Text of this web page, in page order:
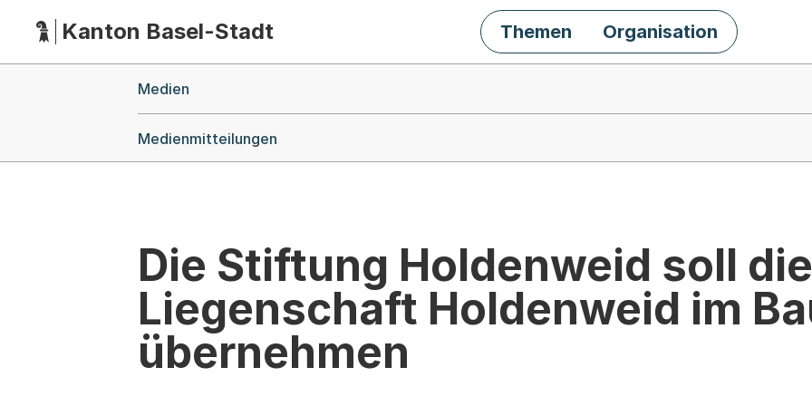
HauptnavigationKanton Basel-Stadt Themen Organisation
Medien
Medienmitteilungen
Die Stiftung Holdenweid soll die
Liegenschaft Holdenweid im
übernehmen